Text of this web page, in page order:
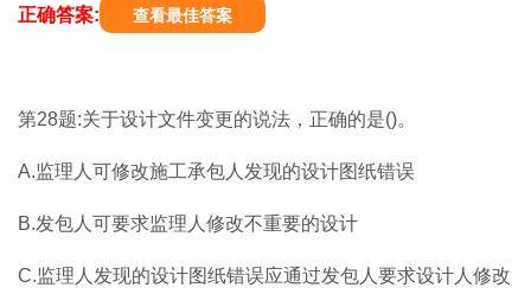
正确答案: 查看最佳答案
第28题:关于设计文件变更的说法，正确的是()。
A.监理人可修改施工承包人发现的设计图纸错误
B.发包人可要求监理人修改不重要的设计
C.监理人发现的设计图纸错误应通过发包人要求设计人修改